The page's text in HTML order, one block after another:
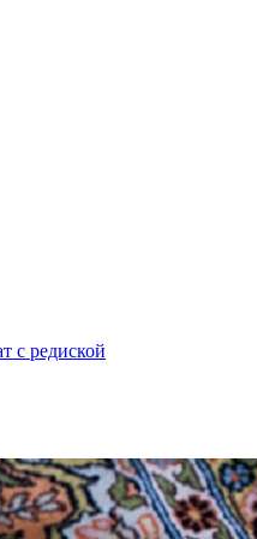
с редиской